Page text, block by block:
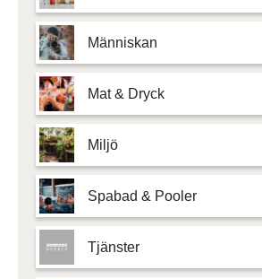
Människan
Mat & Dryck
Miljö
Spabad & Pooler
Tjänster